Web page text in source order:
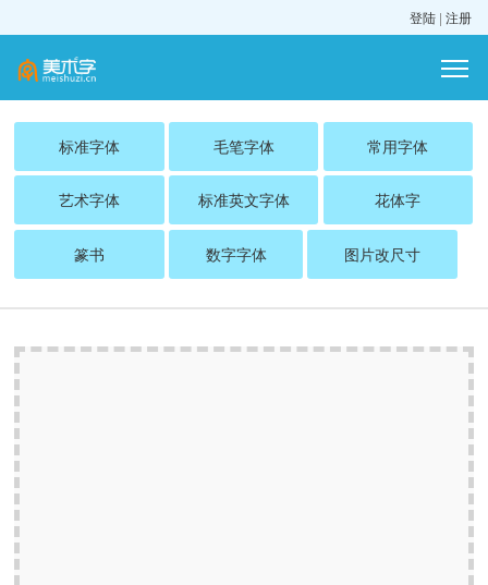
登陆 | 注册
标准字体 毛笔字体 常用字体
艺术字体 标准英文字体 花体字
篆书 数字字体 图片改尺寸